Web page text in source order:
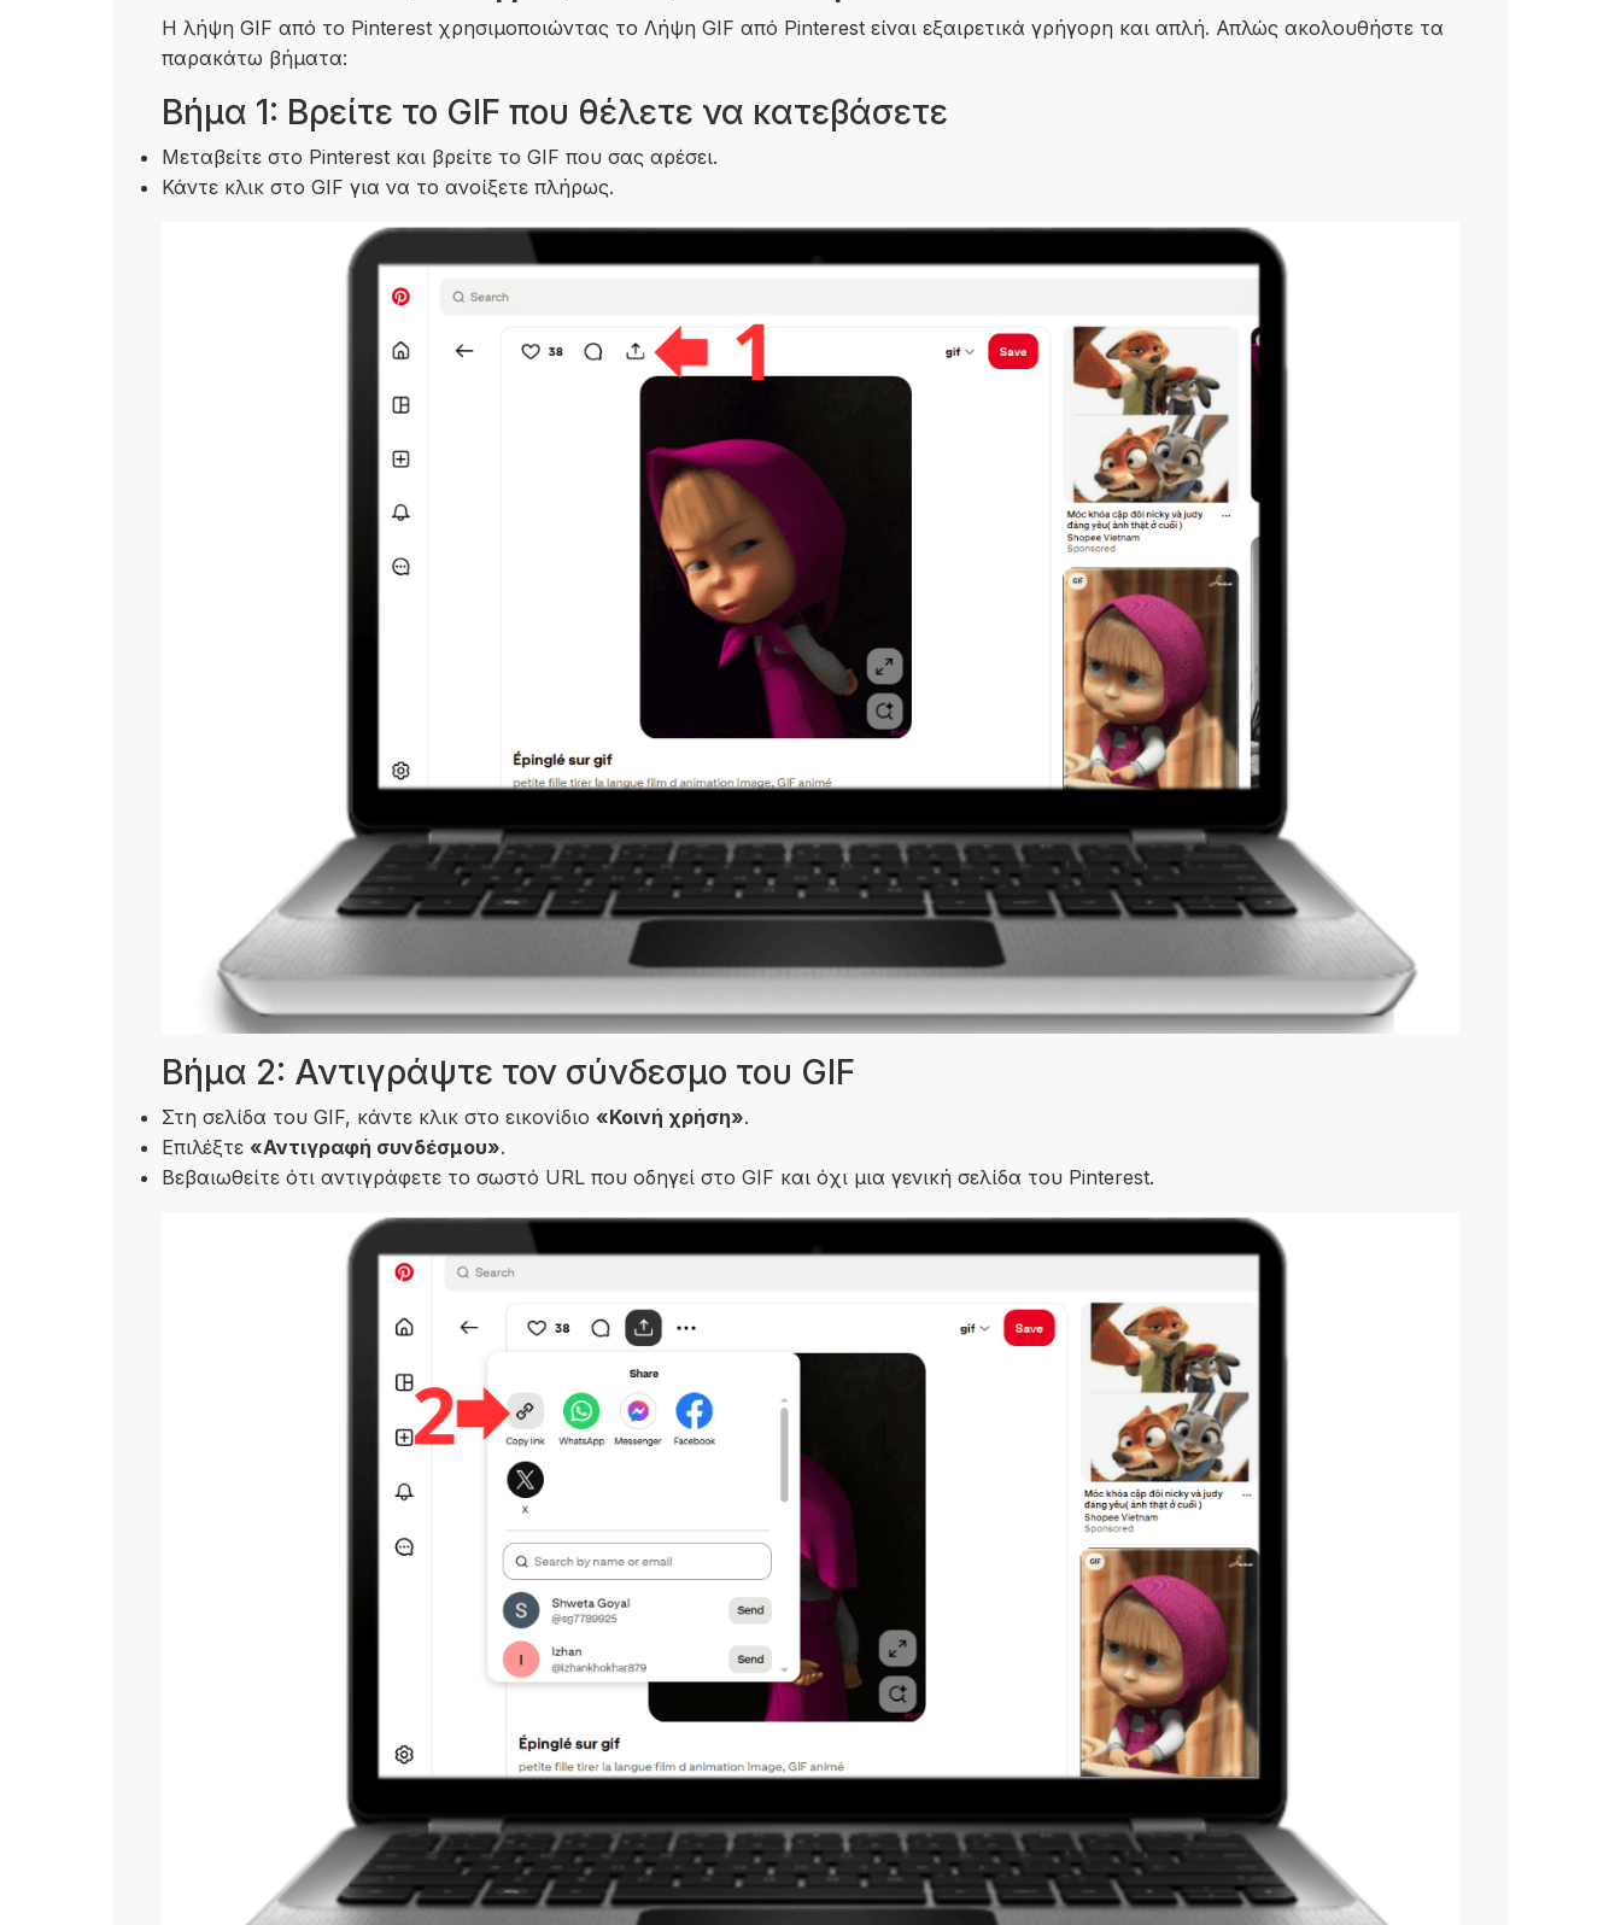
Η λήψη GIF από το Pinterest χρησιμοποιώντας το Λήψη GIF από Pinterest είναι εξαιρετικά γρήγορη και απλή. Απλώς ακολουθήστε τα
παρακάτω βήματα:
Βήμα 1: Βρείτε το GIF που θέλετε να κατεβάσετε
Μεταβείτε στο Pinterest και βρείτε το GIF που σας αρέσει.
Κάντε κλικ στο GIF για να το ανοίξετε πλήρως.
Βήμα 2: Αντιγράψτε τον σύνδεσμο του GIF
Στη σελίδα του GIF, κάντε κλικ στο εικονίδιο «Κοινή χρήση».
Επιλέξτε «Αντιγραφή συνδέσμου».
Βεβαιωθείτε ότι αντιγράφετε το σωστό URL που οδηγεί στο GIF και όχι μια γενική σελίδα του Pinterest.